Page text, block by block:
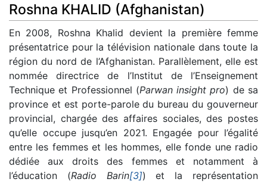
Roshna KHALID (Afghanistan)
En 2008, Roshna Khalid devient la première femme
présentatrice pour la télévision nationale dans toute la
région du nord de l’Afghanistan. Parallèlement, elle est
nommée directrice de l’Institut de l’Enseignement
Technique et Professionnel (Parwan insight pro) de sa
province et est porte-parole du bureau du gouverneur
provincial, chargée des affaires sociales, des postes
qu’elle occupe jusqu’en 2021. Engagée pour l’égalité
entre les femmes et les hommes, elle fonde une radio
dédiée aux droits des femmes et notamment à
l’éducation (Radio Barin[3]) et la représentation